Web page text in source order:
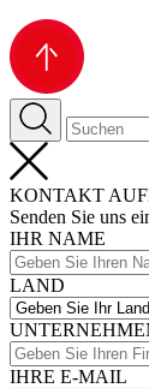
KONTAKT
Senden Sie uns
IHR NAME
LAND
IHRE E-MAIL